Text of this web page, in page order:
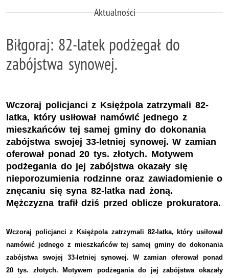
Aktualności
Biłgoraj: 82-latek podżegał do
zabójstwa synowej.
Wczoraj policjanci z Księżpola zatrzymali 82-
latka, który usiłował namówić jednego z
mieszkańców tej samej gminy do dokonania
zabójstwa swojej 33-letniej synowej. W zamian
oferował ponad 20 tys. złotych. Motywem
podżegania do jej zabójstwa okazały się
nieporozumienia rodzinne oraz zawiadomienie o
znęcaniu się syna 82-latka nad żoną.
Mężczyzna trafił dziś przed oblicze prokuratora.
Wczoraj policjanci z Księżpola zatrzymali 82-latka, który usiłował
namówić jednego z mieszkańców tej samej gminy do dokonania
zabójstwa swojej 33-letniej synowej. W zamian oferował ponad
20 tys. złotych. Motywem podżegania do jej zabójstwa okazały